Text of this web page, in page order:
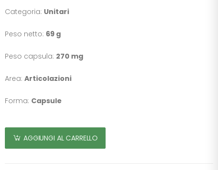
Categoria: Unitari
Peso netto: 69 g
Peso capsula: 270 mg
Area: Articolazioni
Forma: Capsule
AGGIUNGI AL CARRELLO